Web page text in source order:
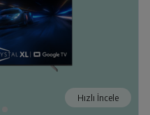
Hızlı İncele